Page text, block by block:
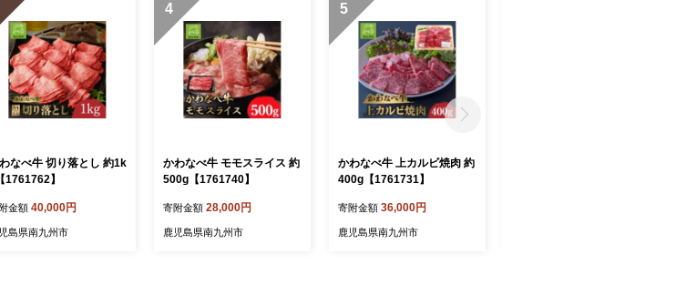
なべ牛 切り落とし 約1k
1761762】
金額 40,000円
島県南九州市
4
かわなべ牛 モモスライス 約
500g【1761740】
寄附金額 28,000円
鹿児島県南九州市
5
かわなべ牛 上カルビ焼肉 約
400g【1761731】
寄附金額 36,000円
鹿児島県南九州市